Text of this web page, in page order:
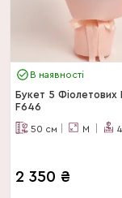
В наявності
Букет 5 Фіолетових
F646
50 см M
2 350 ₴